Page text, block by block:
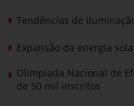
Tendências de
Expansão da energia
Olimpíada Nacional de
de 50 mil inscritos